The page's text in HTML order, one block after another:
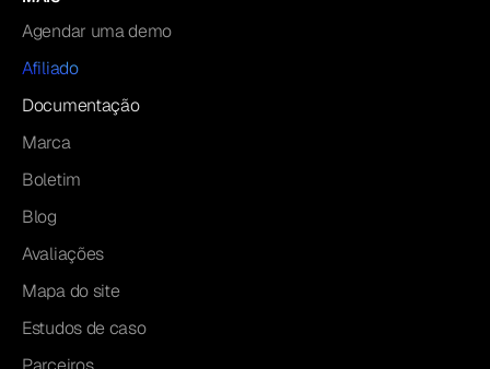
Agendar uma demo
Afiliado
Documentação
Marca
Boletim
Blog
Avaliações
Mapa do site
Estudos de caso